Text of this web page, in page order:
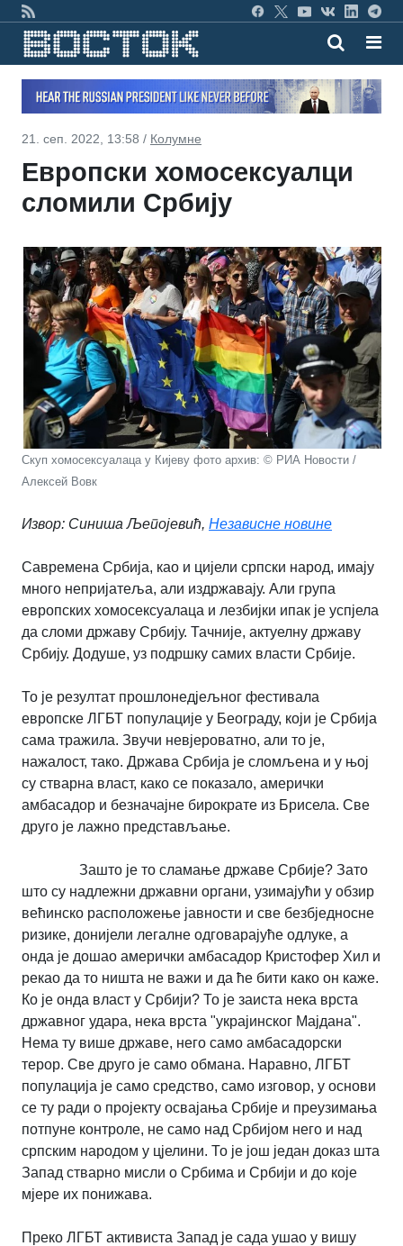
21. сеп. 2022, 13:58 / Колумне
Европски хомосексуалци
сломили Србију
Скуп хомосексуалаца у Кијеву фото архив: © РИА Новости /
Алексей Вовк
Извор: Синиша Љепојевић, Независне новине
Савремена Србија, као и цијели српски народ, имају
много непријатеља, али издржавају. Али група
европских хомосексуалаца и лезбијки ипак је успјела
да сломи државу Србију. Тачније, актуелну државу
Србију. Додуше, уз подршку самих власти Србије.
То је резултат прошлонедјељног фестивала
европске ЛГБТ популације у Београду, који је Србија
сама тражила. Звучи невјероватно, али то је,
нажалост, тако. Држава Србија је сломљена и у њој
су стварна власт, како се показало, амерички
амбасадор и безначајне бирократе из Брисела. Све
друго је лажно представљање.
Зашто је то сламање државе Србије? Зато
што су надлежни државни органи, узимајући у обзир
већинско расположење јавности и све безбједносне
ризике, донијели легалне одговарајуће одлуке, а
онда је дошао амерички амбасадор Кристофер Хил и
рекао да то ништа не важи и да ће бити како он каже.
Ко је онда власт у Србији? То је заиста нека врста
државног удара, нека врста "украјинског Мајдана".
Нема ту више државе, него само амбасадорски
терор. Све друго је само обмана. Наравно, ЛГБТ
популација је само средство, само изговор, у основи
се ту ради о пројекту освајања Србије и преузимања
потпуне контроле, не само над Србијом него и над
српским народом у цјелини. То је још један доказ шта
Запад стварно мисли о Србима и Србији и до које
мјере их понижава.
Преко ЛГБТ активиста Запад је сада ушао у вишу